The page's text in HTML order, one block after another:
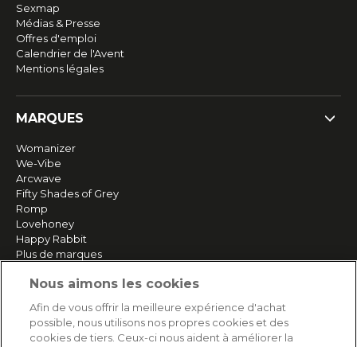
Sexmap
Médias & Presse
Offres d'emploi
Calendrier de l'Avent
Mentions légales
MARQUES
Womanizer
We-Vibe
Arcwave
Fifty Shades of Grey
Romp
Lovehoney
Happy Rabbit
Plus de marques
SERVICE
Livraison rapide et gratuite
Nous aimons les cookies
Afin de vous offrir la meilleure expérience d'achat
possible, nous utilisons nos propres cookies et des
cookies de tiers. Ceux-ci nous aident à améliorer la